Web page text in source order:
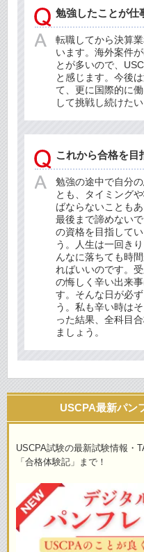
勉強したことが仕
転職してから決算
います。海外案件
とが多いので、
と感じます。今後
て、更に国際的に
して挑戦し続けたい
これから合格を目
勉強の途中で自分
とも、タイミング
ばならないことも
最後まで諦めない
の資格を目指して
う。人生は一回き
んなに落ちても時
ればいいのです。
の悔しく辛い出来
す。そんな日が必
う。私も辛い時は
った結果、全科目
ましょう。
USCPA最新パン
USCPA試験の最新試験情報・
「合格体験記」まで！